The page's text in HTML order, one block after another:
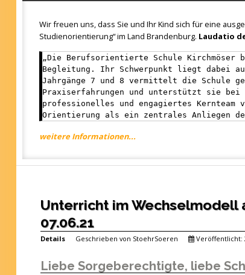
Wir freuen uns, dass Sie und Ihr Kind sich für eine
Studienorientierung“ im Land Brandenburg. Laudatio
„Die Berufsorientierte Schule
Begleitung. Ihr Schwerpunkt liegt dabei
Jahrgänge 7 und 8 vermittelt die Schule
Praxiserfahrungen und unterstützt sie bei
professionelles und engagiertes
Orientierung als ein zentrales Anliegen
weitere Informationen...
Unterricht im Wechselmodell
07.06.21
Details Geschrieben von StoehrSoeren Veröffentlicht:
Liebe Sorgeberechtigte, liebe